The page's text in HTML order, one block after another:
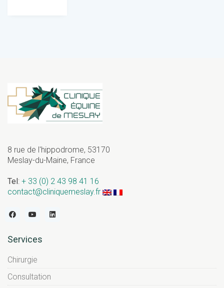
8 rue de l'hippodrome, 53170
Meslay-du-Maine, France
Tel: + 33 (0) 2 43 98 41 16
contact@cliniquemeslay.fr
Services
Chirurgie
Consultation